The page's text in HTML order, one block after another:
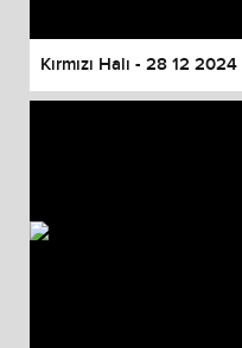
Kırmızı Halı - 28 12 2024